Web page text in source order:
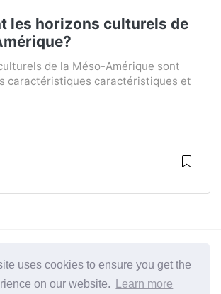
uses cookies to ensure you get the
on our website.
Learn more
les horizons culturels de
de la Méso-Amérique sont
caractéristiques caractéristiques et